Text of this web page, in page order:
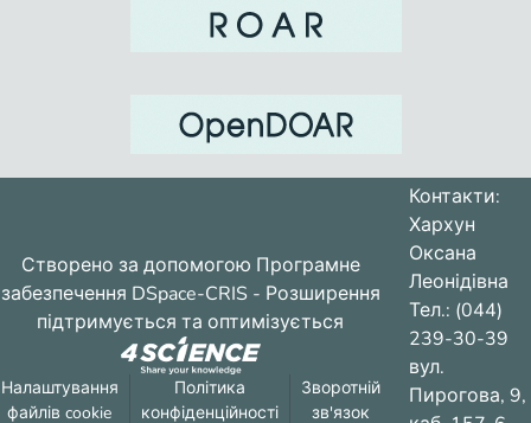
Створено за допомогою Програмне
забезпечення DSpace-CRIS - Розширення
підтримується та оптимізується
Налаштування
файлів cookie
Політика
конфіденційності
Зворотній
зв'язок
Контакти:
Хархун
Оксана
Леонідівна
Тел.: (044)
239-30-39
вул.
Пирогова, 9,